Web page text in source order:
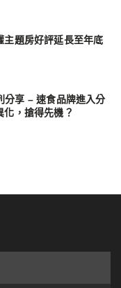
主題房好評延長至年底
享 – 速食品牌進入分
，搶得先機？